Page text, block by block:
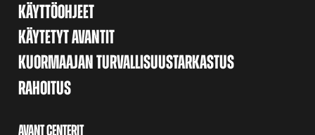
KÄYTTÖOHJEET
KÄYTETYT AVANTIT
KUORMAAJAN TURVALLISUUSTARKASTUS
RAHOITUS
AVANT CENTERIT